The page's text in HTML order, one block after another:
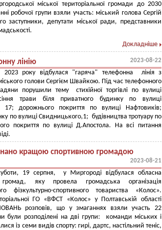
міської територіальної громади до 2030
робочої групи взяли участь: міський голова Сергій
заступники, депутати міської ради, представники
Докладніше
лінію 2023-08-22
2023 року відбулася "гаряча" телефонна лінія з
голови Сергієм Швайкою. Під час телефонного
порушили тему стихійної торгівлі по вулиці
трави біля приватного будинку по вулиці
17; дорожнього покриття по вулиці Нафтовиків;
по вулиці Свидницького,1; будівництва тротуару по
покриття по вулиці Д.Апостола. На всі питання
кращою спортивною громадою
2023-08-21
19 серпня, у Миргороді відбулася обласна
громад, яку провела громадська організація
фізкультурно-спортивного товариства «Колос».
ГО «ВФСТ «Колос» у Полтавській області
розповів, що у змаганнях взяли участь 22
були розподілені на дві групи: команди міських і
із семи видів спорту: гирі, дартс, настільний теніс,